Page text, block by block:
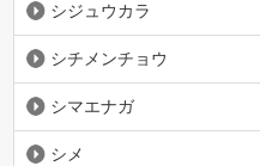
シジュウカラ
シチメンチョウ
シマエナガ
シメ